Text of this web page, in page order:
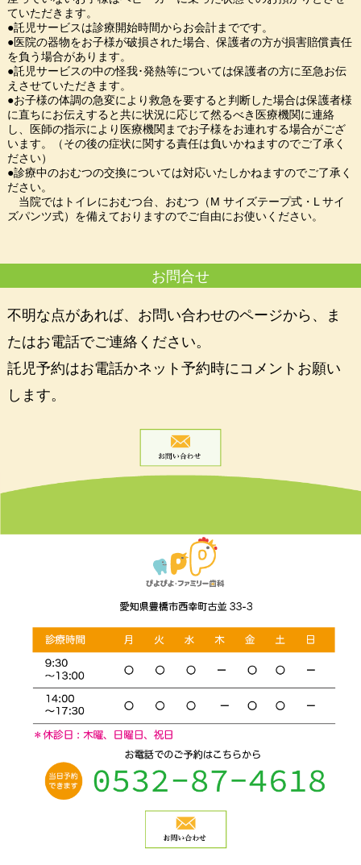
ていただきます。
●託児サービスは診療開始時間からお会計までです。
●医院の器物をお子様が破損された場合、保護者の方が損害賠償責任
を負う場合があります。
●託児サービスの中の怪我･発熱等については保護者の方に至急お伝
えさせていただきます。
●お子様の体調の急変により救急を要すると判断した場合は保護者様
に直ちにお伝えすると共に状況に応じて然るべき医療機関に連絡
し、医師の指示により医療機関までお子様をお連れする場合がござ
います。（その後の症状に関する責任は負いかねますのでご了承く
ださい）
●診療中のおむつの交換については対応いたしかねますのでご了承く
ださい。
当院ではトイレにおむつ台、おむつ（M サイズテープ式・L サイ
ズパンツ式）を備えておりますのでご自由にお使いください。
お問合せ
不明な点があれば、お問い合わせのページから、ま
たはお電話でご連絡ください。
託児予約はお電話かネット予約時にコメントお願い
します。